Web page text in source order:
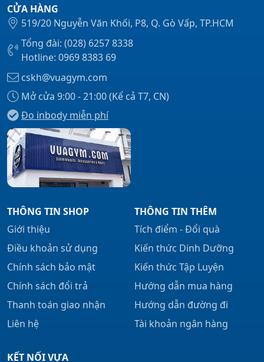
CỬA HÀNG
519/20 Nguyễn Văn Khối, P8, Q. Gò Vấp, TP.HCM
Tổng đài: (028) 6257 8338
Hotline: 0969 8383 69
cskh@vuagym.com
Mở cửa 9:00 - 21:00 (Kể cả T7, CN)
Đo inbody miễn phí
THÔNG TIN SHOP
Giới thiệu
Điều khoản sử dụng
Chính sách bảo mật
Chính sách đổi trả
Thanh toán giao nhận
Liên hệ
THÔNG TIN THÊM
Tích điểm - Đổi quà
Kiến thức Dinh Dưỡng
Kiến thức Tập Luyện
Hướng dẫn mua hàng
Hướng dẫn đường đi
Tài khoản ngân hàng
KẾT NỐI VỰA